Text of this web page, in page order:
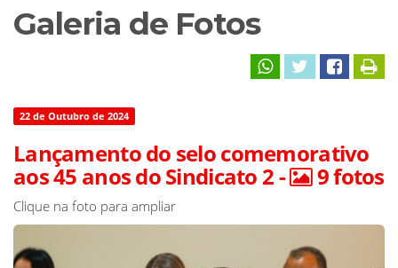
Galeria de Fotos
22 de Outubro de 2024
Lançamento do selo comemorativo
aos 45 anos do Sindicato 2 - 9 fotos
Clique na foto para ampliar